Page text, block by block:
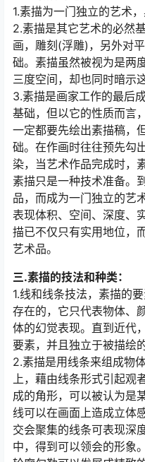
1.素描为一门独立的艺术
2.素描是其它艺术的必然
画，雕刻(浮雕)，另外对
础。素描虽然被视为是两
三度空间，却也同时暗示
3.素描是画家工作的最后
基础，但以它的性质而言
一定都要先绘出素描稿，
础。在作画时往往预先勾
染，当艺术作品完成时，
素描只是一种技术准备。
品，而成为一门独立的艺
表现体积、空间、深度、
描已不仅只有实用地位，
艺术品。
三.素描的技法和种类：
1.线和线条技法，素描的
存在的，它只代表物体、
体的幻觉表现。直到近代
要素，并且独立于被描绘
2.素描是用线条来组成物
上，藉由线条形式引起观
成的角形，可以被认为是
线可以在画面上造成立体
交会聚集的线条可表现深
中，得到可以领会的形象